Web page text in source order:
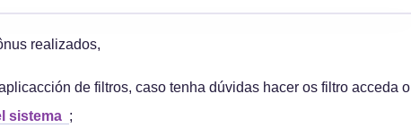
realizados,
de filtros, caso tenha dúvidas hacer os filtro acceda o
sistema ;